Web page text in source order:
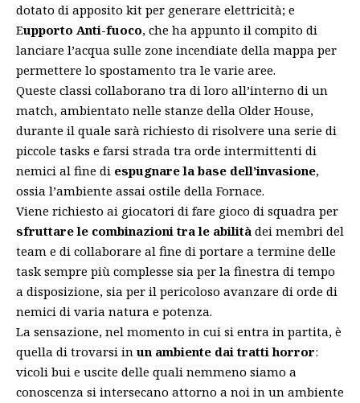
dotato di apposito kit per generare elettricità; e
Eupporto Anti-fuoco, che ha appunto il compito di
lanciare l’acqua sulle zone incendiate della mappa per
permettere lo spostamento tra le varie aree.
Queste classi collaborano tra di loro all’interno di un
match, ambientato nelle stanze della Older House,
durante il quale sarà richiesto di risolvere una serie di
piccole tasks e farsi strada tra orde intermittenti di
nemici al fine di espugnare la base dell’invasione,
ossia l’ambiente assai ostile della Fornace.
Viene richiesto ai giocatori di fare gioco di squadra per
sfruttare le combinazioni tra le abilità dei membri del
team e di collaborare al fine di portare a termine delle
task sempre più complesse sia per la finestra di tempo
a disposizione, sia per il pericoloso avanzare di orde di
nemici di varia natura e potenza.
La sensazione, nel momento in cui si entra in partita, è
quella di trovarsi in un ambiente dai tratti horror:
vicoli bui e uscite delle quali nemmeno siamo a
conoscenza si intersecano attorno a noi in un ambiente